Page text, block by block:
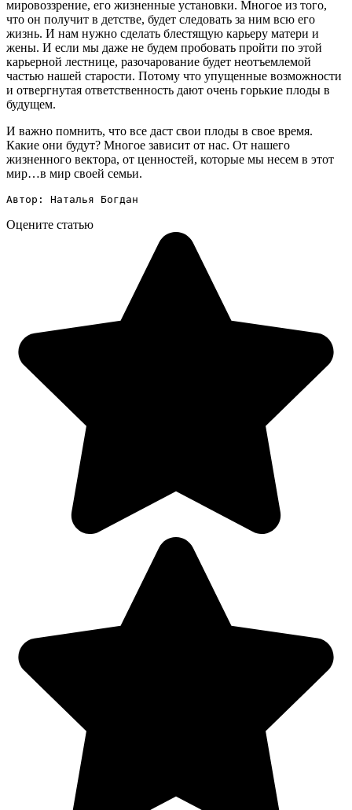
мировоззрение, его жизненные установки. Многое из того,
что он получит в детстве, будет следовать за ним всю его
жизнь. И нам нужно сделать блестящую карьеру матери и
жены. И если мы даже не будем пробовать пройти по этой
карьерной лестнице, разочарование будет неотъемлемой
частью нашей старости. Потому что упущенные возможности
и отвергнутая ответственность дают очень горькие плоды в
будущем.
И важно помнить, что все даст свои плоды в свое время.
Какие они будут? Многое зависит от нас. От нашего
жизненного вектора, от ценностей, которые мы несем в этот
мир…в мир своей семьи.
Автор: Наталья Богдан
Оцените статью